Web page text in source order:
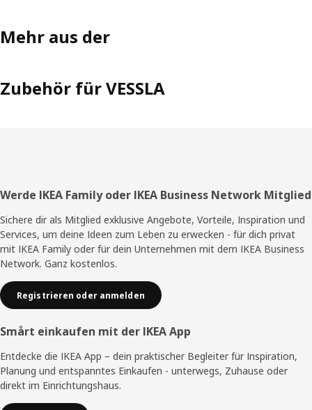
Mehr aus der
Zubehör für VESSLA
Fußzeile
Werde IKEA Family oder IKEA Business Network Mitglied
Sichere dir als Mitglied exklusive Angebote, Vorteile, Inspiration und
Services, um deine Ideen zum Leben zu erwecken - für dich privat
mit IKEA Family oder für dein Unternehmen mit dem IKEA Business
Network. Ganz kostenlos.
Registrieren oder anmelden
Smårt einkaufen mit der IKEA App
Entdecke die IKEA App – dein praktischer Begleiter für Inspiration,
Planung und entspanntes Einkaufen - unterwegs, Zuhause oder
direkt im Einrichtungshaus.